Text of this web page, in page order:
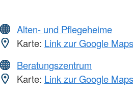
Alten- und Pflegeheime
Karte: Link zur Google
Beratungszentrum
Karte: Link zur Google